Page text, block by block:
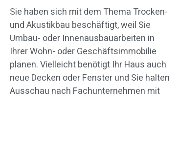
Sie haben sich mit dem Thema Trocken-
und Akustikbau beschäftigt, weil Sie
Umbau- oder Innenausbauarbeiten in
Ihrer Wohn- oder Geschäftsimmobilie
planen. Vielleicht benötigt Ihr Haus auch
neue Decken oder Fenster und Sie halten
Ausschau nach Fachunternehmen mit